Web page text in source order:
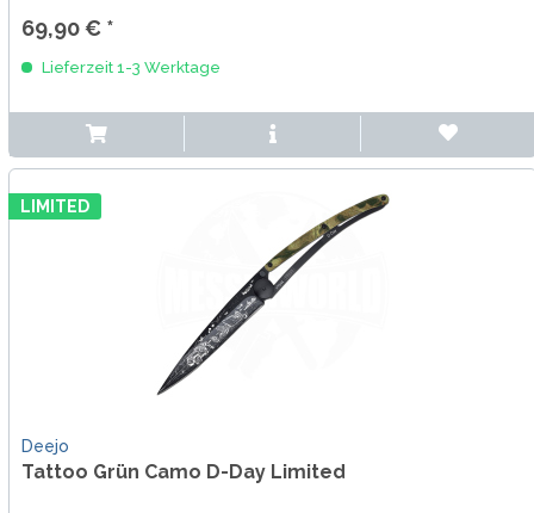
69,90 € *
Lieferzeit 1-3 Werktage
LIMITED
Deejo
Tattoo Grün Camo D-Day Limited